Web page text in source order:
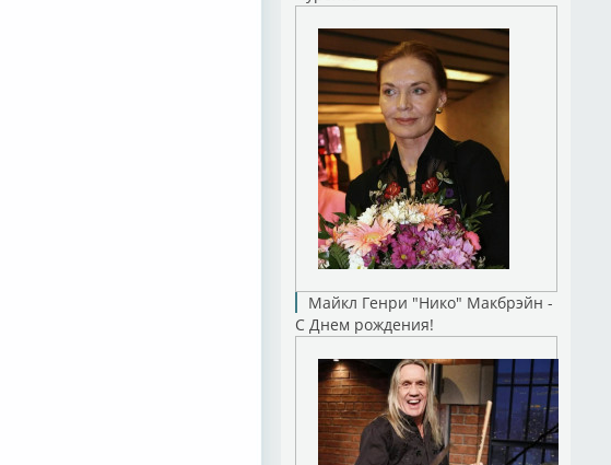
Майкл Генри "Нико" Макбрэйн -
С Днем рождения!